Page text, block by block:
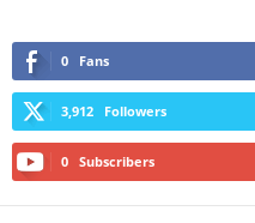
0 Fans
3,912 Followers
0 Subscribers